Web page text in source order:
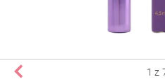
1 z